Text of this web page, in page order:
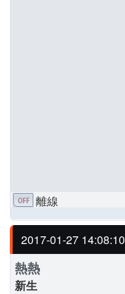
離線
2017-01-27 14:08:10
熱熱
新生